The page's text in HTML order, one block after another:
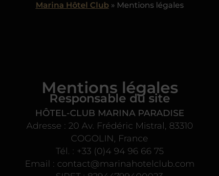
Marina Hôtel Club » Mentions légales
Mentions légales
Responsable du site
HÔTEL-CLUB MARINA PARADISE
Adresse : 20 Av. Frédéric Mistral, 83310
COGOLIN, France
Tél. : +33 (0)4 94 96 66 75
Email : contact@marinahotelclub.com